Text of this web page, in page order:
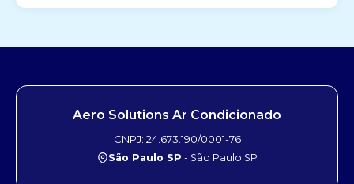
Aero Solutions Ar Condicionado
CNPJ: 24.673.190/0001-76
São Paulo SP - São Paulo SP